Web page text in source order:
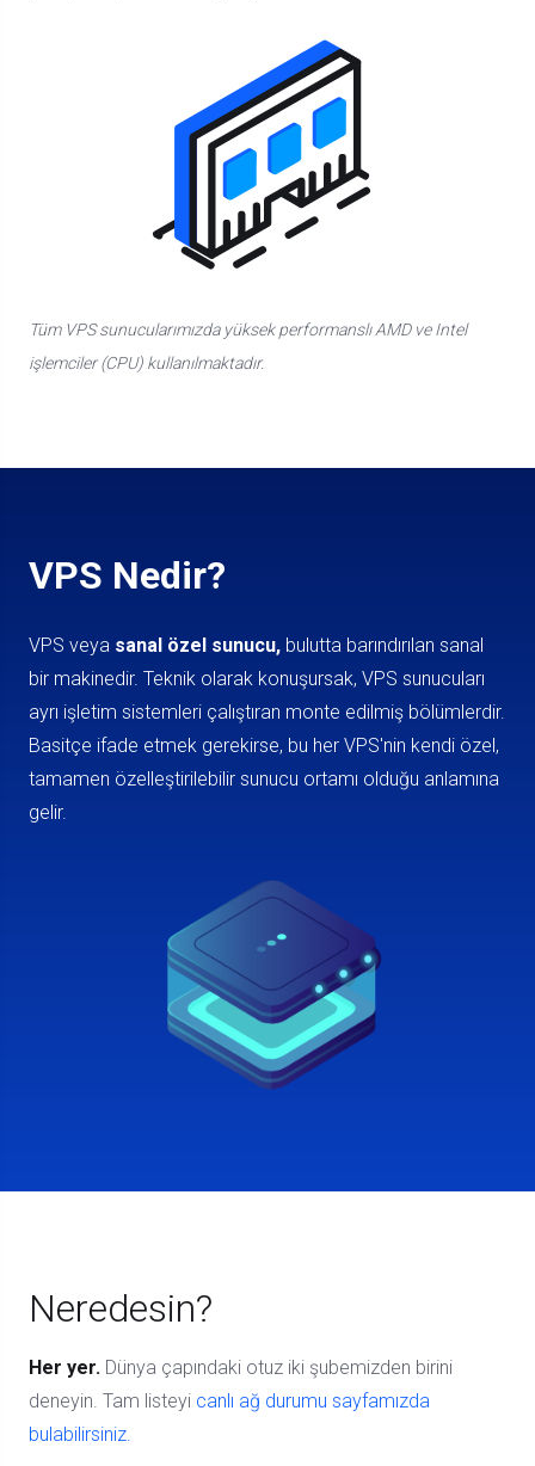
Tüm VPS sunucularımızda yüksek performanslı AMD ve Intel
işlemciler (CPU) kullanılmaktadır.
VPS Nedir?
VPS veya sanal özel sunucu, bulutta barındırılan sanal
bir makinedir. Teknik olarak konuşursak, VPS sunucuları
ayrı işletim sistemleri çalıştıran monte edilmiş bölümlerdir.
Basitçe ifade etmek gerekirse, bu her VPS'nin kendi özel,
tamamen özelleştirilebilir sunucu ortamı olduğu anlamına
gelir.
Neredesin?
Her yer. Dünya çapındaki otuz iki şubemizden birini
deneyin. Tam listeyi canlı ağ durumu sayfamızda
bulabilirsiniz.